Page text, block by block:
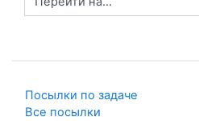
Перейти на...
Посылки по задаче
Все посылки